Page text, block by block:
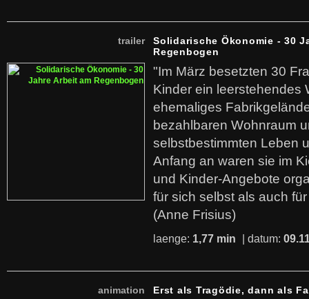
trailer
Solidarische Ökonomie - 30
Regenbogen
"Im März besetzten 30
Kinder ein leerstehendes
ehemaliges
bezahlbaren Wohnraum
selbstbestimmten Leben
Anfang an waren sie im
und Kinder-Angebote
für sich selbst als auch
(Anne Frisius)
laenge: 1,77 min | datum:
animation Erst als Tragödie, dann als